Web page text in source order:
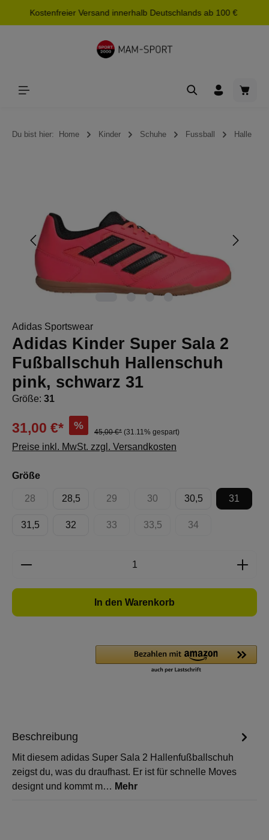
springen
Kostenfreier Versand innerhalb Deutschlands ab 100 €
Du bist hier: Home Kinder Schuhe Fussball Halle
Adidas Sportswear
Adidas Kinder Super Sala 2
Fußballschuh Hallenschuh
pink, schwarz 31
Größe: 31
31,00 €* %
45,00 €* (31.11% gespart)
Preise inkl. MwSt. zzgl. Versandkosten
Größeauswählen
28
(Diese Option ist zurzeit nicht verfügbar.)
28,5 29
(Diese Option ist zurzeit nicht verfügbar.)
30
(Diese Option ist zurzeit nicht
30,5 31
31,5 32 33
(Diese Option ist zurzeit nicht verfügbar.)
33,5
(Diese Option ist zurzeit nicht
34
(Diese Option ist
Produkt Anzahl: Gib den gewünschten
In den Warenkorb
Beschreibung
Mit diesem adidas Super Sala 2 Hallenfußballschuh
zeigst du, was du draufhast. Er ist für schnelle Moves
designt und kommt m… Mehr